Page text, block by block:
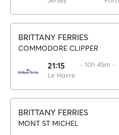
BRITTANY FERRIES
COMMODORE CLIPPER
21:15
Le Havre
·· 10h 45m ··
BRITTANY FERRIES
MONT ST MICHEL